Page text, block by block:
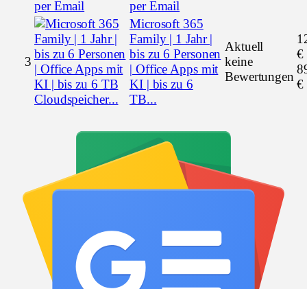
per Email
3
Microsoft 365
Family | 1 Jahr |
bis zu 6 Personen
| Office Apps mit
KI | bis zu 6
TB...
Aktuell
keine
Bewertungen
€
€